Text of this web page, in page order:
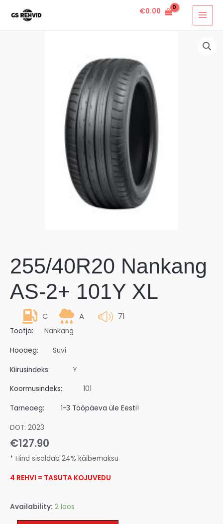
€0.00
255/40R20 Nankang
AS-2+ 101Y XL
C A 71
Tootja: Nankang
Hooaeg: Suvi
Kiirusindeks: Y
Koormusindeks: 101
Tarneaeg: 1-3 Tööpäeva üle Eesti!
DOT: 2023
€127.90
* Hind sisaldab 24% käibemaksu
4 REHVI = TASUTA KOJUVEDU
Availability: 2 laos